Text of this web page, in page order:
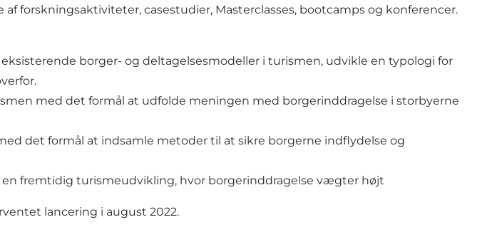
forskningsaktiviteter, casestudier, Masterclasses, bootcamps og konferencer.
borger- og deltagelsesmodeller i turismen, udvikle en typologi for
med det formål at udfolde meningen med borgerinddragelse i storbyerne
det formål at indsamle metoder til at sikre borgerne indflydelse og
fremtidig turismeudvikling, hvor borgerinddragelse vægter højt
lancering i august 2022.